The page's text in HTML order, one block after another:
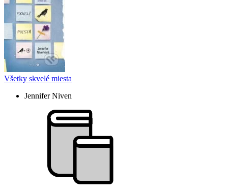
Všetky skvelé miesta
Jennifer Niven